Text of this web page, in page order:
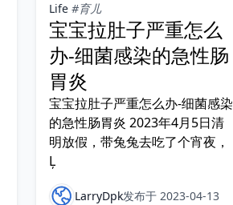
Life #育儿
宝宝拉肚子严重怎么
办-细菌感染的急性肠
胃炎
宝宝拉肚子严重怎么办-细菌感染
的急性肠胃炎 2023年4月5日清
明放假，带兔兔去吃了个宵夜，
Ļ
LarryDpk发布于 2023-04-13